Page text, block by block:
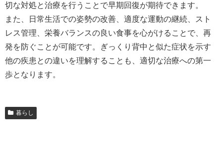
切な対処と治療を行うことで早期回復が期待できます。
また、日常生活での姿勢の改善、適度な運動の継続、スト
レス管理、栄養バランスの良い食事を心がけることで、再
発を防ぐことが可能です。ぎっくり背中と似た症状を示す
他の疾患との違いを理解することも、適切な治療への第一
歩となります。
暮らし